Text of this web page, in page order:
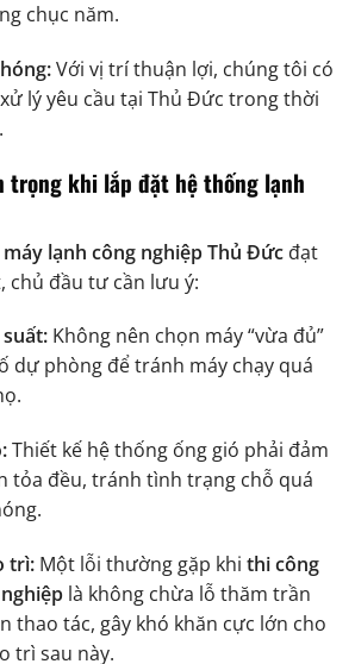
chục năm.
Với vị trí thuận lợi, chúng tôi có
lý yêu cầu tại Thủ Đức trong thời
trọng khi lắp đặt hệ thống lạnh
lạnh công nghiệp Thủ Đức đạt
chủ đầu tư cần lưu ý:
Không nên chọn máy “vừa đủ”
dự phòng để tránh máy chạy quá
Thiết kế hệ thống ống gió phải đảm
tỏa đều, tránh tình trạng chỗ quá
trì:Một lỗi thường gặp khi thi công
là không chừa lỗ thăm trần
thao tác, gây khó khăn cực lớn cho
trì sau này.